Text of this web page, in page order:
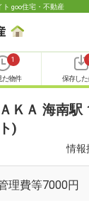
ト goo住宅・不動産
1
た物件 保存した
ＫＡ 海南駅
)
情報
理費等7000円